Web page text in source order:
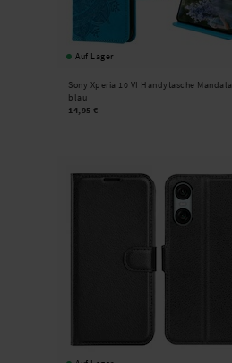
Auf Lager
Sony Xperia 10 VI Handytasche Mandala
blau
14,95 €